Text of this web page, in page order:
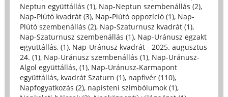
Neptun együttállás (1), Nap-Neptun szembenállás (2),
Nap-Plútó kvadrát (3), Nap-Plútó oppozíció (1), Nap-
Plútó szembenállás (2), Nap-Szaturnusz kvadrát (1),
Nap-Szaturnusz szembenállás (1), Nap-Uránusz egzakt
együttállás, (1), Nap-Uránusz kvadrát - 2025. augusztus
24. (1), Nap-Uránusz szembenállás (1), Nap-Uránusz-
Algol együttállás, (1), Nap-Uránusz-Karmapont
együttállás, kvadrát Szaturn (1), napfivér (110),
Napfogyatkozás (2), napisteni szimbólumok (1),